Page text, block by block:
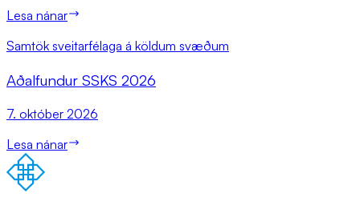
Lesa nánar
Samtök sveitarfélaga á köldum svæðum
Að­al­fund­ur SSKS 2026
7. október 2026
Lesa nánar